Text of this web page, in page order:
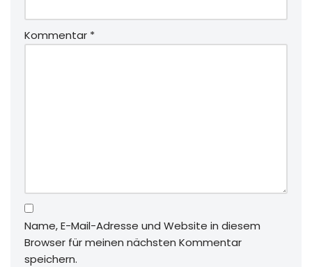
Kommentar *
Name, E-Mail-Adresse und Website in diesem
Browser für meinen nächsten Kommentar
speichern.